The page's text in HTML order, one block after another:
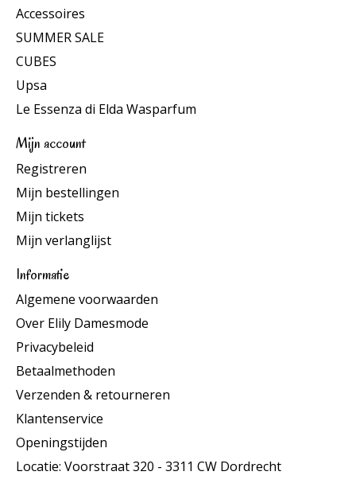
Accessoires
SUMMER SALE
CUBES
Upsa
Le Essenza di Elda Wasparfum
Mijn account
Registreren
Mijn bestellingen
Mijn tickets
Mijn verlanglijst
Informatie
Algemene voorwaarden
Over Elily Damesmode
Privacybeleid
Betaalmethoden
Verzenden & retourneren
Klantenservice
Openingstijden
Locatie: Voorstraat 320 - 3311 CW Dordrecht